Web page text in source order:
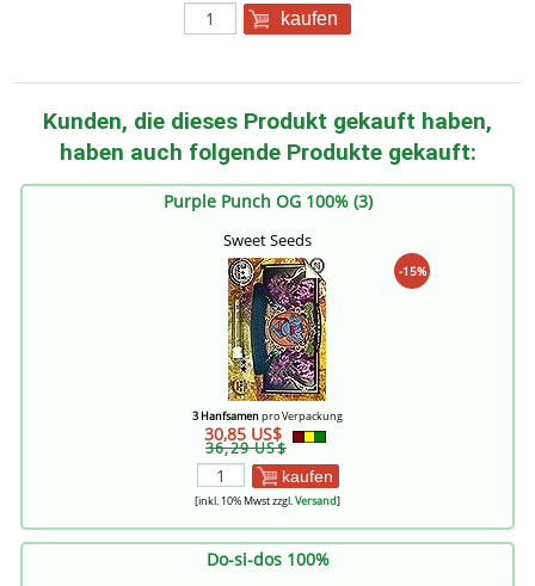
kaufen
Kunden, die dieses Produkt gekauft haben,
haben auch folgende Produkte gekauft:
Purple Punch OG 100% (3)
Sweet Seeds
-15%
3 Hanfsamenpro Verpackung
30,85 US$
36,29 US$
kaufen
[inkl. 10% Mwst zzgl.Versand]
Do-si-dos 100%